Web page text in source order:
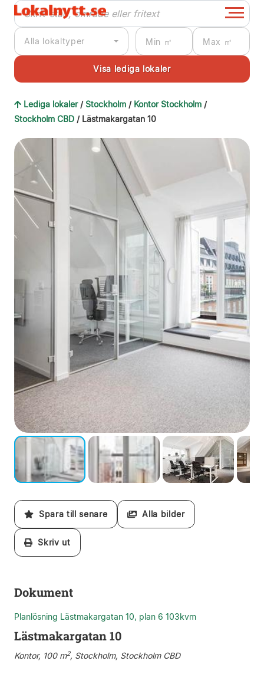
Alla lokaltyper
Lediga lokaler / Stockholm / Kontor Stockholm /
Stockholm CBD / Lästmakargatan 10
Spara till senare Alla bilder
Skriv ut
Dokument
Planlösning Lästmakargatan 10, plan 6 103kvm
Lästmakargatan 10
Kontor, 100 m2, Stockholm, Stockholm CBD